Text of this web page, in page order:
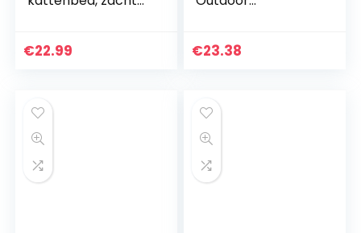
€22.99
ed, Ligstoel, Zwart,
€23.38